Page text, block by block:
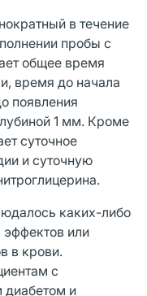
в течение
пробы с
общее время
время до начала
появления
1 мм. Кроме
суточное
и суточную
каких-либо
или
в крови.
с
диабетом и